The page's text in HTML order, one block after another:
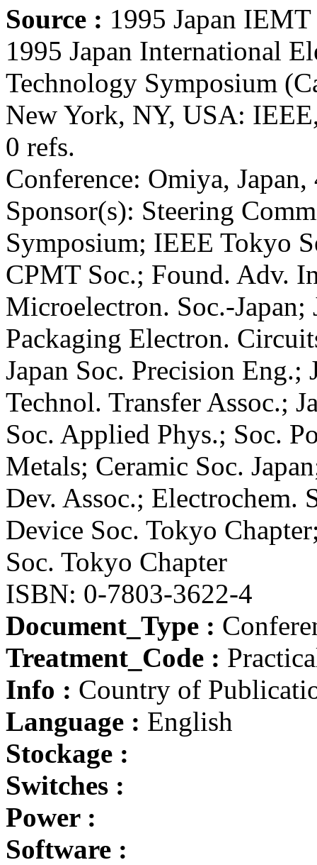
Source : 1995 Japan
1995 Japan International
Technology Symposium
New York, NY, USA:
0 refs.
Conference: Omiya,
Sponsor(s): Steering
Symposium; IEEE Tokyo
CPMT Soc.; Found. Adv.
Microelectron. Soc.-
Packaging Electron.
Japan Soc. Precision Eng.;
Technol. Transfer Assoc.;
Soc. Applied Phys.; Soc.
Metals; Ceramic Soc.
Dev. Assoc.; Electrochem.
Device Soc. Tokyo
Soc. Tokyo Chapter
ISBN: 0-7803-3622-4
Document_Type :
Treatment_Code :
Info : Country of
Language : English
Stockage :
Switches :
Power :
Software :